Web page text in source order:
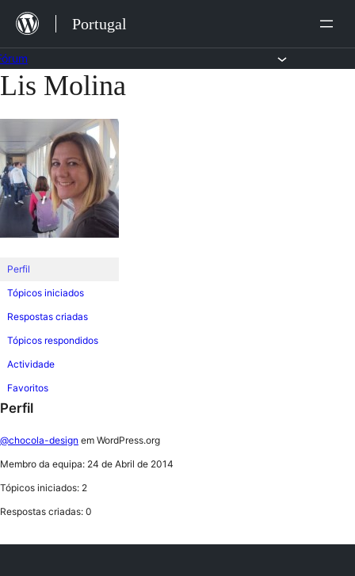
Saltar
para
o
conteúdo
Portugal
Saltar
conteúdo
Lis Molina
Perfil
Tópicos iniciados
Respostas criadas
Tópicos respondidos
Actividade
Favoritos
Perfil
@chocola-design em WordPress.org
Membro da equipa: 24 de Abril de 2014
Tópicos iniciados: 2
Respostas criadas: 0